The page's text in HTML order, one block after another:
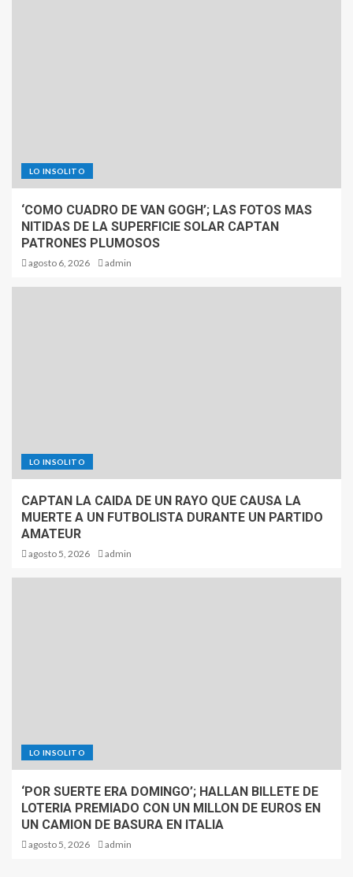
LO INSOLITO
‘COMO CUADRO DE VAN GOGH’; LAS FOTOS MAS
NITIDAS DE LA SUPERFICIE SOLAR CAPTAN
PATRONES PLUMOSOS
agosto 6, 2026 admin
LO INSOLITO
CAPTAN LA CAIDA DE UN RAYO QUE CAUSA LA
MUERTE A UN FUTBOLISTA DURANTE UN PARTIDO
AMATEUR
agosto 5, 2026 admin
LO INSOLITO
‘POR SUERTE ERA DOMINGO’; HALLAN BILLETE DE
LOTERIA PREMIADO CON UN MILLON DE EUROS EN
UN CAMION DE BASURA EN ITALIA
agosto 5, 2026 admin